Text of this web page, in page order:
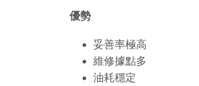
優勢
妥善率極高
維修據點多
油耗穩定